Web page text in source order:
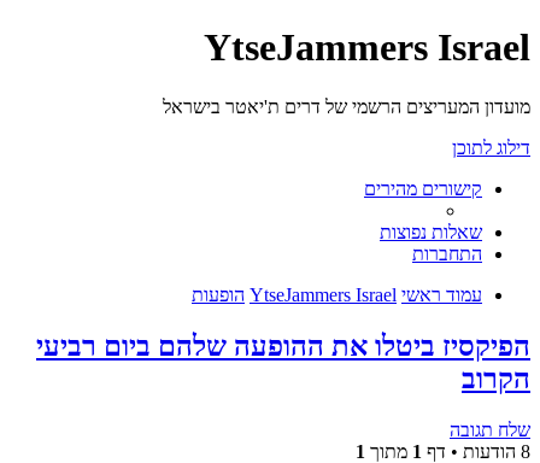
YtseJammers Israel
מועדון המעריצים הרשמי של דרים ת'יאטר בישראל
דילוג לתוכן
קישורים מהירים
שאלות נפוצות
התחברות
עמוד ראשי YtseJammers Israel הופעות
הפיקסיז ביטלו את ההופעה שלהם ביום רביעי
הקרוב
שלח תגובה
8 הודעות • דף
1 מתוך 1